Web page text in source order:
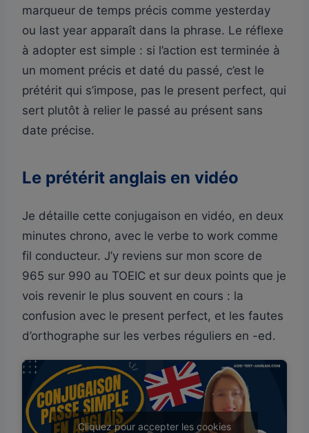
marqueur de temps précis comme yesterday
ou last year apparaît dans la phrase. Le réflexe
à adopter est simple : si l’action est terminée à
un moment précis et daté du passé, c’est le
prétérit qui s’impose, pas le present perfect, qui
sert plutôt à relier le passé au présent sans
date précise.
Le prétérit anglais en vidéo
Je détaille cette conjugaison en vidéo, en deux
minutes chrono, avec le verbe to work comme
fil conducteur. J’y reviens sur mon score de
965 sur 990 au TOEIC et sur deux points que je
vois revenir le plus souvent en cours : la
confusion avec le present perfect, et les fautes
d’orthographe sur les verbes réguliers en -ed.
Cliquez pour accepter les cookies